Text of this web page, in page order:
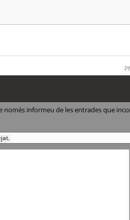
informeu de les entrades que